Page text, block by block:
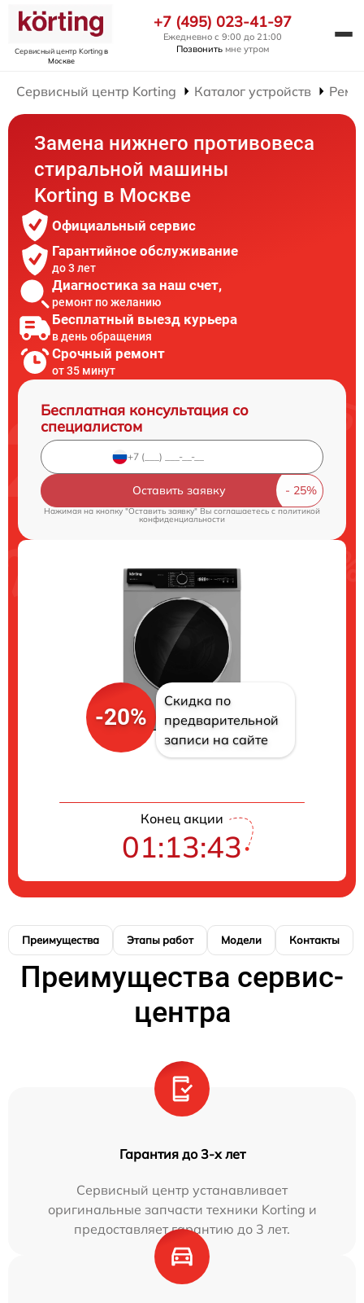
Сервисный центр Kortingв
Москве
+7 (495) 023-41-97
Ежедневно с 9:00 до 21:00
Позвонить мне утром
Сервисный центр Korting Каталог устройств
Замена нижнего противовеса
стиральной машины
Korting в Москве
Официальный сервис
Гарантийное обслуживание
до 3 лет
Диагностика за наш счет,
ремонт по желанию
Бесплатный выезд курьера
в день обращения
Срочный ремонт
от 35 минут
Бесплатная консультация со
специалистом
Оставить заявку
Нажимая на кнопку "Оставить заявку" Вы соглашаетесь cполитикой
конфиденциальности
-20%
Скидка по
предварительной
записи на сайте
Конец акции
01:13:42
Преимущества Этапы работ Модели Контакты
Преимущества сервис-
центра
Гарантия до 3-х лет
Сервисный центр устанавливает
оригинальные запчасти техники Korting и
предоставляет гарантию до 3 лет.